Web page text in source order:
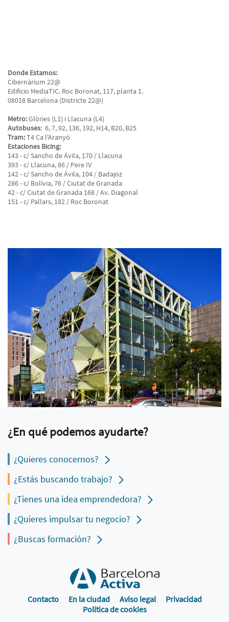
Donde Estamos:
Cibernàrium 22@
Edificio MediaTIC. Roc Boronat, 117, planta 1.
08018 Barcelona (Districte 22@)
Metro:Glòries (L1) i Llacuna (L4)
Autobuses: 6, 7, 92, 136, 192, H14, B20, B25
Tram:T4 Ca l'Aranyó
Estaciones Bicing:
143 - c/ Sancho de Ávila, 170 / Llacuna
393 - c/ Llacuna, 86 / Pere IV
142 - c/ Sancho de Ávila, 104 / Badajoz
286 - c/ Bolívia, 76 / Ciutat de Granada
42 - c/ Ciutat de Granada 168 / Av. Diagonal
151 - c/ Pallars, 182 / Roc Boronat
¿En qué podemos ayudarte?
¿Quieres conocernos?
¿Estás buscando trabajo?
¿Tienes una idea emprendedora?
¿Quieres impulsar tu negocio?
¿Buscas formación?
Contacto En la ciudad Aviso legal
Privacidad
Política de cookies